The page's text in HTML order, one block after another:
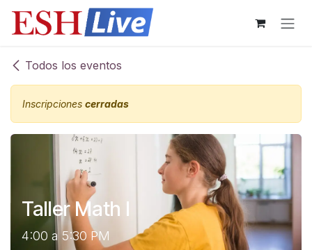
Ir al contenido
Todos los eventos
Inscripciones cerradas
Taller Math I
4:00 a 5:30 PM